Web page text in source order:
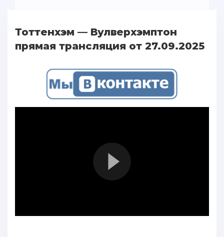
Тоттенхэм — Вулверхэмптон
прямая трансляция от 27.09.2025